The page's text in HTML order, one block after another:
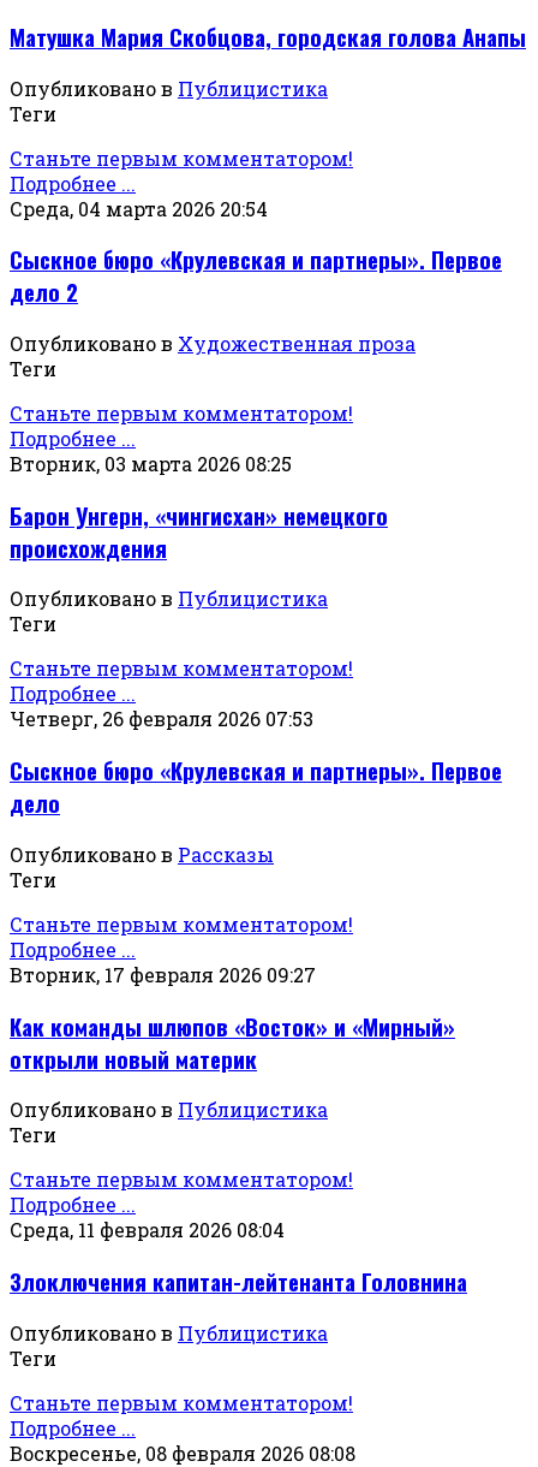
Матушка Мария Скобцова, городская голова Анапы
Опубликовано в Публицистика
Теги
Станьте первым комментатором!
Подробнее ...
Среда, 04 марта 2026 20:54
Сыскное бюро «Крулевская и партнеры». Первое
дело 2
Опубликовано в Художественная проза
Теги
Станьте первым комментатором!
Подробнее ...
Вторник, 03 марта 2026 08:25
Барон Унгерн, «чингисхан» немецкого
происхождения
Опубликовано в Публицистика
Теги
Станьте первым комментатором!
Подробнее ...
Четверг, 26 февраля 2026 07:53
Сыскное бюро «Крулевская и партнеры». Первое
дело
Опубликовано в Рассказы
Теги
Станьте первым комментатором!
Подробнее ...
Вторник, 17 февраля 2026 09:27
Как команды шлюпов «Восток» и «Мирный»
открыли новый материк
Опубликовано в Публицистика
Теги
Станьте первым комментатором!
Подробнее ...
Среда, 11 февраля 2026 08:04
Злоключения капитан-лейтенанта Головнина
Опубликовано в Публицистика
Теги
Станьте первым комментатором!
Подробнее ...
Воскресенье, 08 февраля 2026 08:08